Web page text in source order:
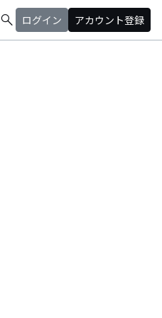
search ログイン アカウント登録